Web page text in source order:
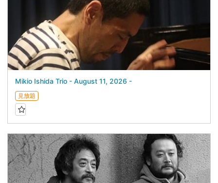
Mikio Ishida Trio - August 11, 2026 -
見放題